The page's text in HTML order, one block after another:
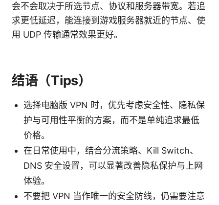
会不会取决于所选节点、协议和服务器带宽。若追
求更低延迟，能连接到游戏服务器就近的节点、使
用 UDP 传输通常效果更好。
结语（Tips）
选择电脑版 VPN 时，优先考虑安全性、隐私保
护与可用性平衡的方案，而不是单纯追求最低
价格。
在日常使用中，结合分流策略、Kill Switch、
DNS 安全设置，可以显著改善隐私保护与上网
体验。
不要把 VPN 当作唯一的安全防线，仍需要注意